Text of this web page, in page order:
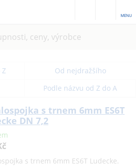
MENU
ceny, výrobce
Od nejdražšího
Podle názvu od Z do A
s trnem 6mm ES6T
DN 7,2
s trnem 6mm ES6T Ludecke.